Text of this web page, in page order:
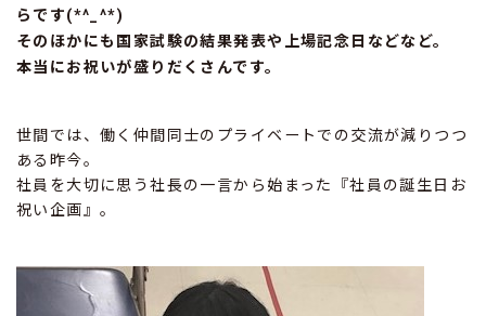
らです(*^_^*)
そのほかにも国家試験の結果発表や上場記念日などなど。
本当にお祝いが盛りだくさんです。
世間では、働く仲間同士のプライベートでの交流が減りつつ
ある昨今。
社員を大切に思う社長の一言から始まった『社員の誕生日お
祝い企画』。